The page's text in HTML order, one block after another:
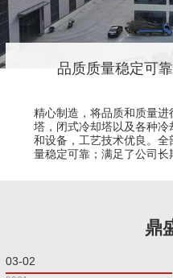
品质质量稳定可
精心制造，将品质和质量
塔，闭式冷却塔以及各种
和设备，工艺技术优良。
量稳定可靠；满足了公司长
鼎
03-02